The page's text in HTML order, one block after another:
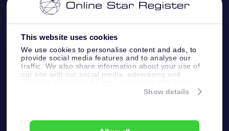
This website uses cookies
We use cookies to personalise content and ads, to
provide social media features and to analyse our
traffic. We also share information about your use of
our site with our social media, advertising and
information that you’ve provided to them or that
Show details
评论
OSR 礼物卡
公司礼品
个性化的Star Page
One Million Stars
OSR Starsaver
付款信息
配送信息
退货政策&撤销权